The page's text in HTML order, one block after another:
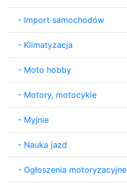
- Import samochodów
- Klimatyzacja
- Moto hobby
- Motory, motocykle
- Myjnie
- Nauka jazd
- Ogłoszenia motoryzacyjne